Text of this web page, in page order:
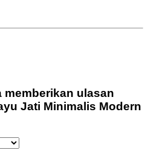
memberikan ulasan
Jati Minimalis Modern